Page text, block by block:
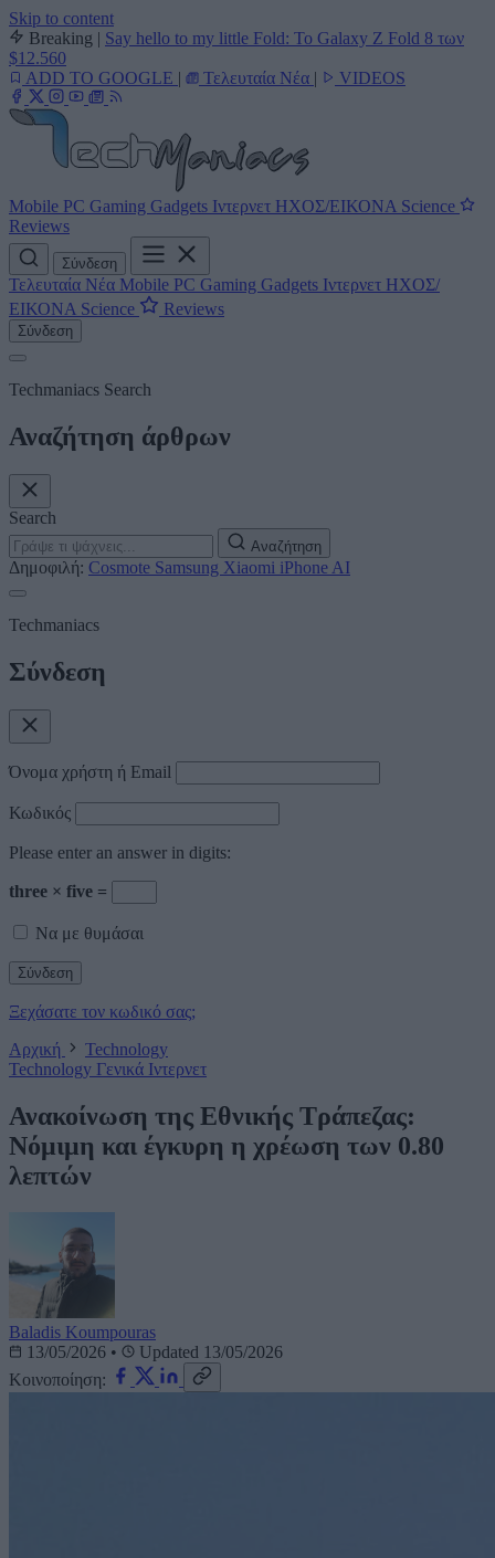
Skip to content
Breaking | Say hello to my little Fold: Το Galaxy Z Fold 8 των
$12.560
ADD TO GOOGLE | Τελευταία Νέα | VIDEOS
Mobile PC Gaming Gadgets Ιντερνετ ΗΧΟΣ/ΕΙΚΟΝΑ Science
Reviews
Σύνδεση
Τελευταία Νέα Mobile PC Gaming Gadgets Ιντερνετ ΗΧΟΣ/
ΕΙΚΟΝΑ Science Reviews
Σύνδεση
Techmaniacs Search
Αναζήτηση άρθρων
Search
Αναζήτηση
Δημοφιλή: Cosmote Samsung Xiaomi iPhone AI
Techmaniacs
Σύνδεση
Όνομα χρήστη ή Email
Κωδικός
Please enter an answer in digits:
three × five =
Να με θυμάσαι
Ξεχάσατε τον κωδικό σας;
Αρχική
Technology
Technology Γενικά Ιντερνετ
Ανακοίνωση της Εθνικής Τράπεζας:
Νόμιμη και έγκυρη η χρέωση των 0.80
λεπτών
Baladis Koumpouras
13/05/2026 •
Updated 13/05/2026
Κοινοποίηση: